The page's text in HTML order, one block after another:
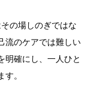
その場しのぎではな
流のケアでは難しい
明確にし、 一人ひと
す。